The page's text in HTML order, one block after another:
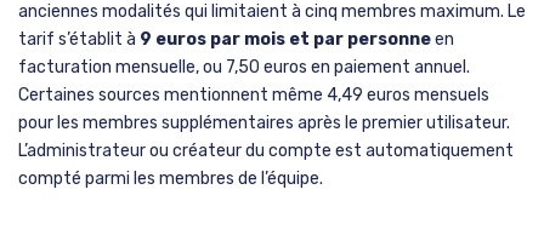
anciennes modalités qui limitaient à cinq membres maximum. Le
tarif s’établit à 9 euros par mois et par personneen
facturation mensuelle, ou 7,50 euros en paiement annuel.
Certaines sources mentionnent même 4,49 euros mensuels
pour les membres supplémentaires après le premier utilisateur.
L’administrateur ou créateur du compte est automatiquement
compté parmi les membres de l’équipe.